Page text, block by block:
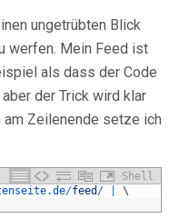
ungetrübten Blick
werfen. Mein Feed ist
als dass der Code
der Trick wird klar
Zeilenende setze ich
Shell
.de/feed /
\